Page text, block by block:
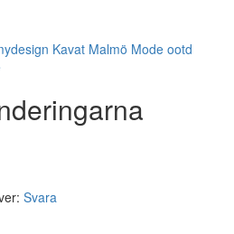
Kavat Malmö Mode ootd
Svara